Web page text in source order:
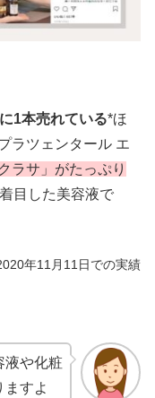
1本売れている*ほ
ラツェンタール エ
ラサ」がたっぷり
目した美容液で
年11月11日での実績
液や化粧
すよ